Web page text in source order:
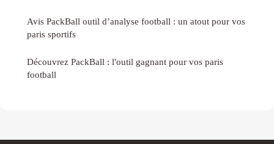
Avis PackBall outil d’analyse football : un atout pour vos
paris sportifs
Découvrez PackBall : l'outil gagnant pour vos paris
football